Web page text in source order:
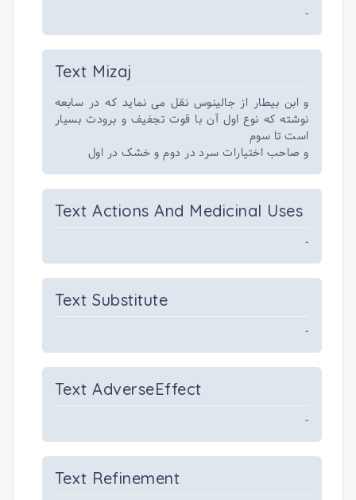
-
Text Mizaj
و ابن بیطار از جالینوس نقل می نماید که در سابعه
نوشته که نوع اول آن با قوت تجفیف و برودت بسیار
است تا سوم
و صاحب اختیارات سرد در دوم و خشک در اول
Text Actions And Medicinal Uses
-
Text Substitute
-
Text AdverseEffect
-
Text Refinement